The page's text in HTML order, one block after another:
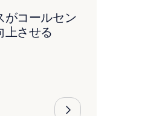
がコールセン
上させる